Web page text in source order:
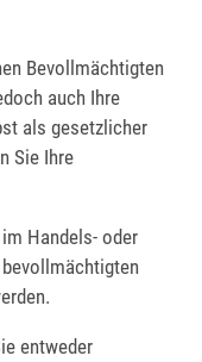
Bevollmächtigten
auch Ihre
als gesetzlicher
Sie Ihre
Handels- oder
entweder